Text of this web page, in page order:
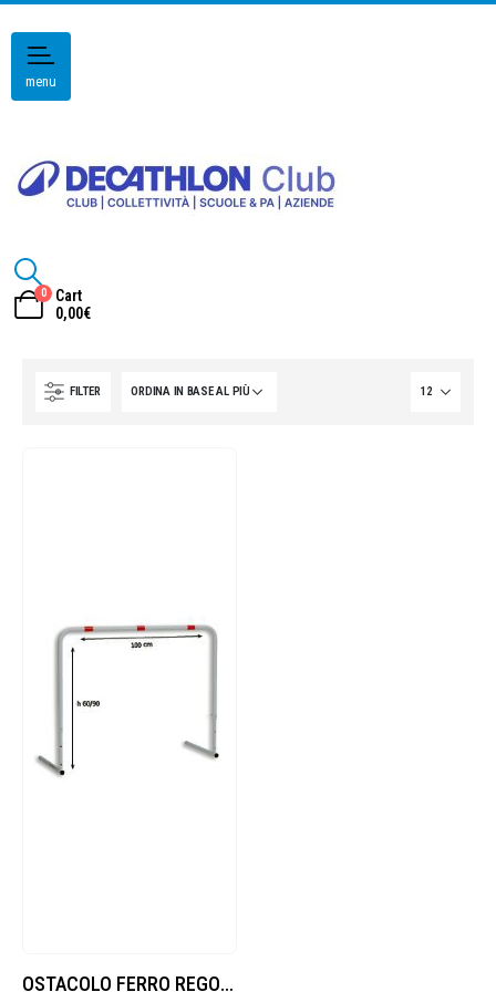
menu
0
Cart
0,00€
FILTER
OSTACOLO FERRO REGOLABILE 60/70/80/90